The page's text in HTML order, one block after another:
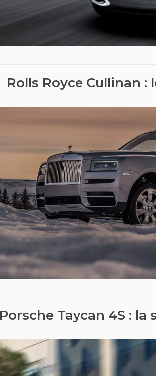
Rolls Royce Cullinan :
Porsche Taycan 4S :